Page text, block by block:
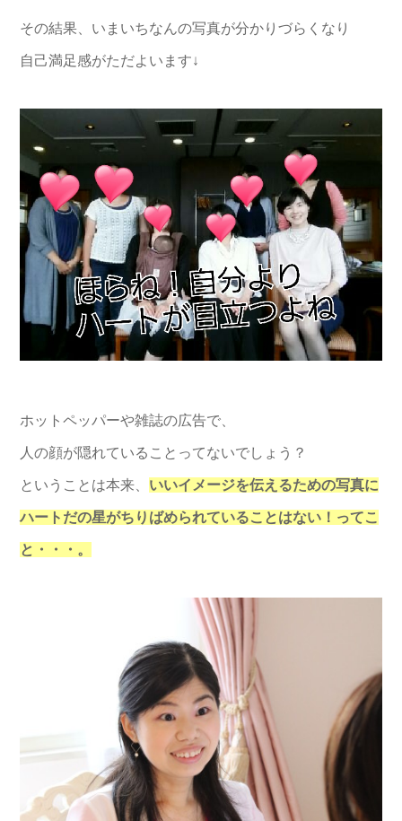
その結果、いまいちなんの写真が分かりづらくなり
自己満足感がただよいます↓
ホットペッパーや雑誌の広告で、
人の顔が隠れていることってないでしょう？
ということは本来、 いいイメージを伝えるための写真に
ハートだの星がちりばめられていることはない！ってこ
と・・・。